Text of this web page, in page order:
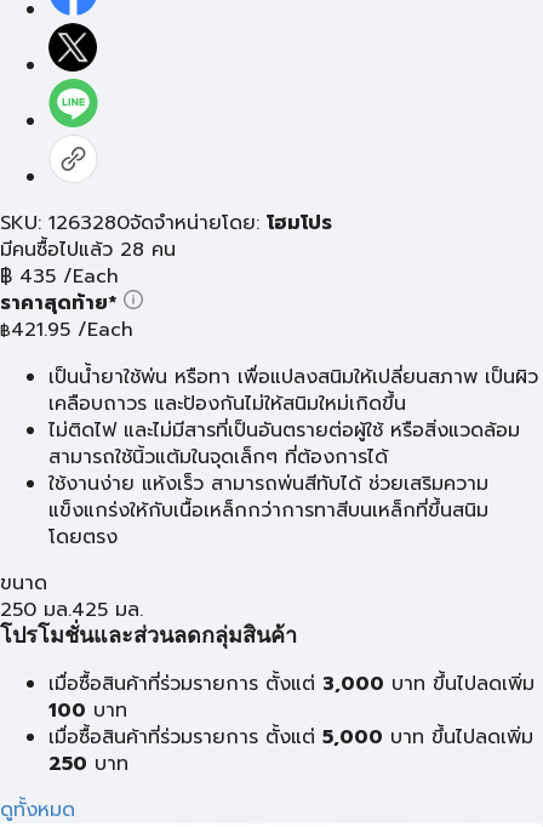
SKU: 1263280จัดจำหน่ายโดย: โฮมโปร
มีคนซื้อไปแล้ว 28 คน
฿ 435 /Each
ราคาสุดท้าย*
฿421.95 /Each
เป็นนํ้ายาใช้พ่น หรือทา เพื่อแปลงสนิมให้เปลี่ยนสภาพ เป็นผิว
เคลือบถาวร และป้องกันไม่ให้สนิมใหม่เกิดขึ้น
ไม่ติดไฟ และไม่มีสารที่เป็นอันตรายต่อผู้ใช้ หรือสิ่งแวดล้อม
สามารถใช้นิ้วแต้มในจุดเล็กๆ ที่ต้องการได้
ใช้งานง่าย แห้งเร็ว สามารถพ่นสีทับได้ ช่วยเสริมความ
แข็งแกร่งให้กับเนื้อเหล็กกว่าการทาสีบนเหล็กที่ขึ้นสนิม
โดยตรง
ขนาด
250 มล.425 มล.
โปรโมชั่นและส่วนลดกลุ่มสินค้า
เมื่อซื้อสินค้าที่ร่วมรายการ ตั้งแต่ 3,000 บาท ขึ้นไปลดเพิ่ม
100 บาท
เมื่อซื้อสินค้าที่ร่วมรายการ ตั้งแต่ 5,000 บาท ขึ้นไปลดเพิ่ม
250 บาท
ดูทั้งหมด